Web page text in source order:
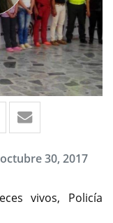
30, 2017
vivos, Policía